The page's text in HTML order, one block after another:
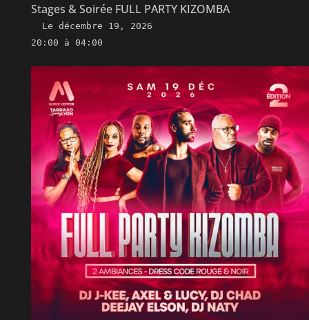
Stages & Soirée FULL PARTY KIZOMBA
Le décembre 19, 2026
20:00 à 04:00